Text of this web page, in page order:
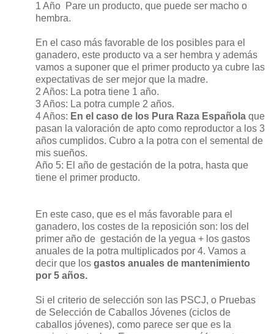
1 Año Pare un producto, que puede ser macho o
hembra.
En el caso más favorable de los posibles para el
ganadero, este producto va a ser hembra y además
vamos a suponer que el primer producto ya cubre las
expectativas de ser mejor que la madre.
2 Años: La potra tiene 1 año.
3 Años: La potra cumple 2 años.
4 Años: En el caso de los Pura Raza Española que
pasan la valoración de apto como reproductor a los 3
años cumplidos. Cubro a la potra con el semental de
mis sueños.
Año 5: El año de gestación de la potra, hasta que
tiene el primer producto.
En este caso, que es el más favorable para el
ganadero, los costes de la reposición son: los del
primer año de gestación de la yegua + los gastos
anuales de la potra multiplicados por 4. Vamos a
decir que los gastos anuales de mantenimiento
por 5 años.
Si el criterio de selección son las PSCJ, o Pruebas
de Selección de Caballos Jóvenes (ciclos de
caballos jóvenes), como parece ser que es la